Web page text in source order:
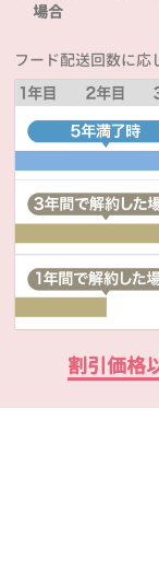
場合
フード配送回数に
割引価格